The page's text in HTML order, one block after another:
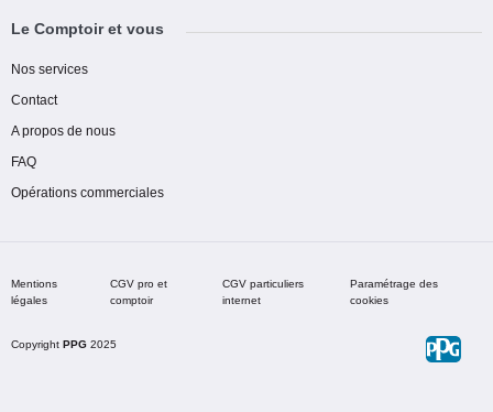
Le Comptoir et vous
Nos services
Contact
A propos de nous
FAQ
Opérations commerciales
Mentions
légales
CGV pro et
comptoir
CGV particuliers
internet
Paramétrage des
cookies
Copyright PPG 2025